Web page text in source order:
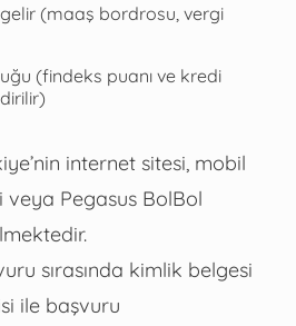
(maaş bordrosu, vergi
(findeks puanı ve kredi
internet sitesi, mobil
veya Pegasus BolBol
sırasında kimlik belgesi
ile başvuru